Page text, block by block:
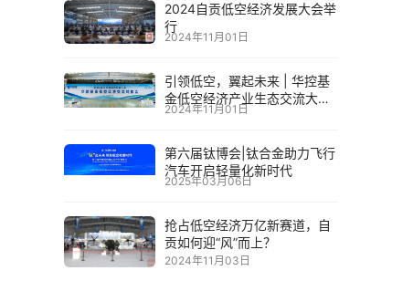
2024自贡低空经济发展大会举
行
2024年11月01日
引领低空，翼起未来 | 华控基
金低空经济产业生态交流大会
召开
2024年11月01日
第六届钛博会|钛合金助力飞行
汽车开启轻量化新时代
2025年03月06日
抢占低空经济万亿新赛道，自
贡如何迎“风”而上？
2024年11月03日